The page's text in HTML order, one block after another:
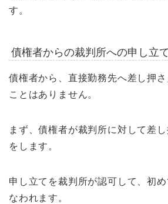
す。
債権者からの裁判所への申し立て
債権者から、直接勤務先へ差し押
ことはありません。
まず、債権者が裁判所に対して差
をします。
申し立てを裁判所が認可して、初
なわれます。